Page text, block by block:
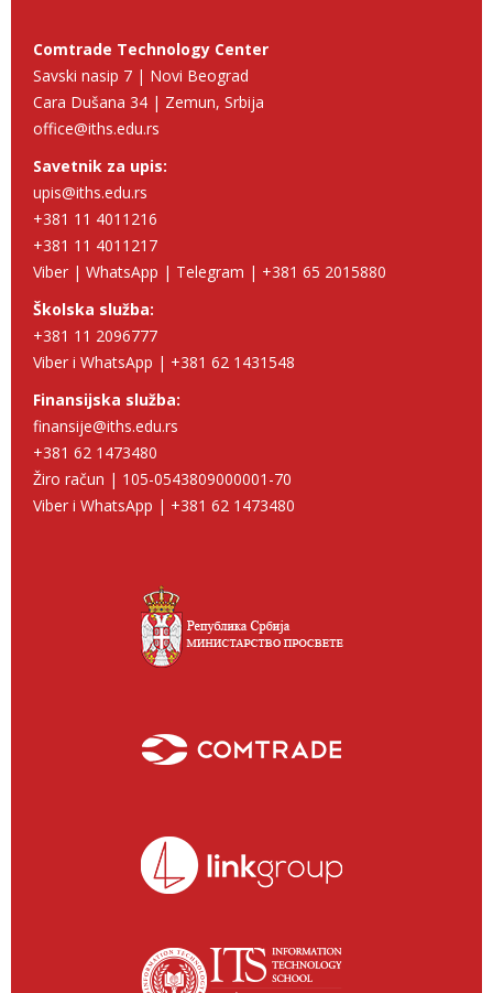
Comtrade Technology Center
Savski nasip 7 | Novi Beograd
Cara Dušana 34 | Zemun, Srbija
office@iths.edu.rs
Savetnik za upis:
upis@iths.edu.rs
+381 11 4011216
+381 11 4011217
Viber | WhatsApp | Telegram | +381 65 2015880
Školska služba:
+381 11 2096777
Viber i WhatsApp | +381 62 1431548
Finansijska služba:
finansije@iths.edu.rs
+381 62 1473480
Žiro račun | 105-0543809000001-70
Viber i WhatsApp | +381 62 1473480